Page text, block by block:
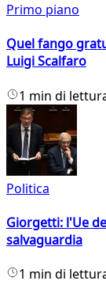
Primo piano
Quel fango
Luigi Scalfaro
1 min di
Politica
Giorgetti: l'Ue
salvaguardia
1 min di